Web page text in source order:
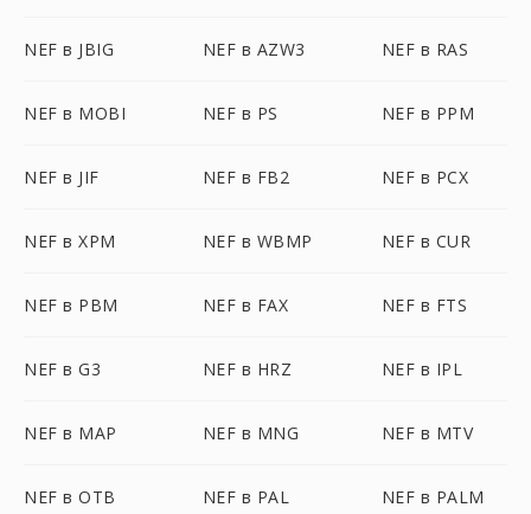
NEF в JBIG NEF в AZW3 NEF в RAS
NEF в MOBI NEF в PS NEF в PPM
NEF в JIF NEF в FB2 NEF в PCX
NEF в XPM NEF в WBMP NEF в CUR
NEF в PBM NEF в FAX NEF в FTS
NEF в G3 NEF в HRZ NEF в IPL
NEF в MAP NEF в MNG NEF в MTV
NEF в OTB NEF в PAL NEF в PALM